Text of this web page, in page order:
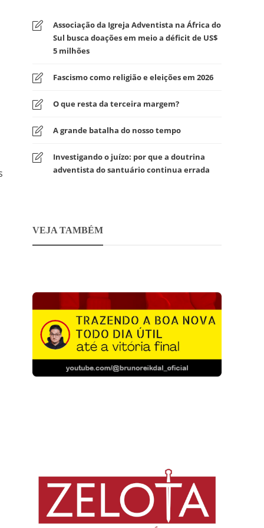
Associação da Igreja Adventista na África do
Sul busca doações em meio a déficit de US$
5 milhões
Fascismo como religião e eleições em 2026
O que resta da terceira margem?
A grande batalha do nosso tempo
Investigando o juízo: por que a doutrina
adventista do santuário continua errada
VEJA TAMBÉM